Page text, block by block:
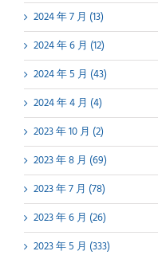
2024 年 7 月 (13)
2024 年 6 月 (12)
2024 年 5 月 (43)
2024 年 4 月 (4)
2023 年 10 月 (2)
2023 年 8 月 (69)
2023 年 7 月 (78)
2023 年 6 月 (26)
2023 年 5 月 (333)